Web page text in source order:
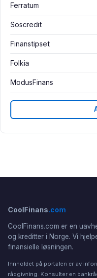
Ferratum
Soscredit
Finanstipset
Folkia
ModusFinans
CoolFinans.com
CoolFinans.com er en
og kreditter i Norge. Vi
finansielle løsningen.
Innholdet på portalen er av
rådgivning. Konsulter en